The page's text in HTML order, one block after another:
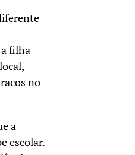
filha
no
a
escolar.